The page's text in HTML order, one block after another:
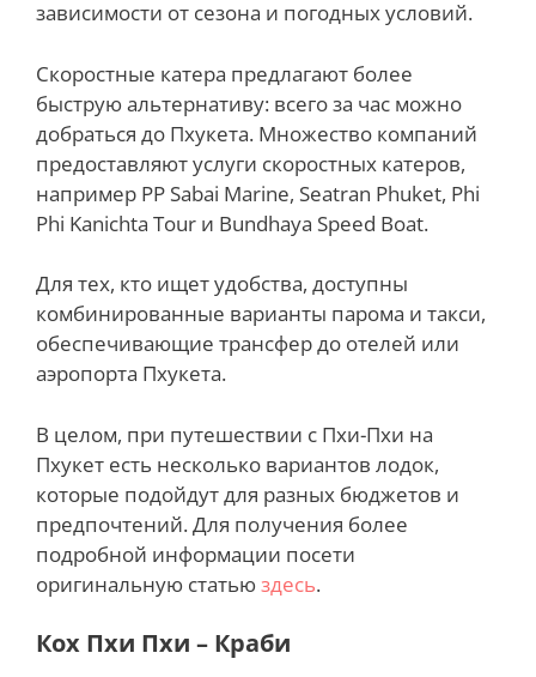
зависимости от сезона и погодных условий.
Скоростные катера предлагают более
быструю альтернативу: всего за час можно
добраться до Пхукета. Множество компаний
предоставляют услуги скоростных катеров,
например PP Sabai Marine, Seatran Phuket, Phi
Phi Kanichta Tour и Bundhaya Speed Boat.
Для тех, кто ищет удобства, доступны
комбинированные варианты парома и такси,
обеспечивающие трансфер до отелей или
аэропорта Пхукета.
В целом, при путешествии с Пхи-Пхи на
Пхукет есть несколько вариантов лодок,
которые подойдут для разных бюджетов и
предпочтений. Для получения более
подробной информации посети
оригинальную статьюздесь.
Кох Пхи Пхи – Краби